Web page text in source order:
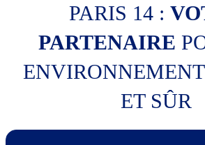
PARIS 14 :
PARTENAIRE
ENVIRONNEMENT
ET SÛR